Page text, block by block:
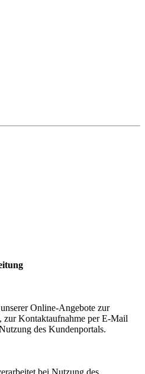
Online-Angebote zur
zur Kontaktaufnahme per E-Mail
des Kundenportals.
bei Nutzung des